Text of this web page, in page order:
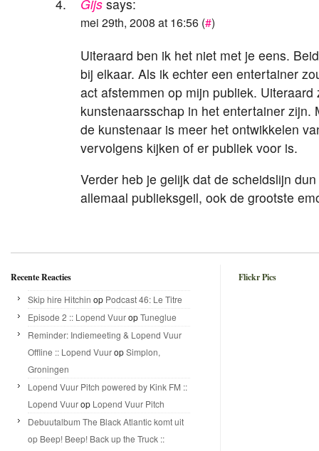
Gijs says:
mei 29th, 2008 at 16:56 (#)
Uiteraard ben ik het niet met je eens.
bij elkaar. Als ik echter een entertainer
act afstemmen op mijn publiek. Uiteraard
kunstenaarsschap in het entertainer zijn.
de kunstenaar is meer het ontwikkelen
vervolgens kijken of er publiek voor is.
Verder heb je gelijk dat de scheidslijn
allemaal publieksgeil, ook de grootste
Recente Reacties
Skip hire Hitchin op Podcast 46: Le Titre
Episode 2 :: Lopend VuuropTuneglue
Reminder: Indiemeeting & Lopend Vuur
Offline :: Lopend VuuropSimplon,
Groningen
Lopend Vuur Pitch powered by Kink FM ::
Lopend Vuurop Lopend Vuur Pitch
Debuutalbum The Black Atlantic komt uit
op Beep! Beep! Back up the Truck ::
Flickr Pics